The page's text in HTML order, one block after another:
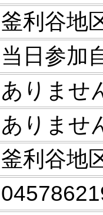
釜利谷地
当日参加
ありませ
ありませ
釜利谷地